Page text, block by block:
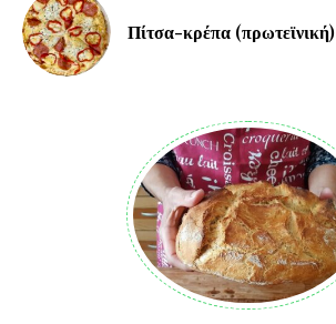
Πίτσα-κρέπα (πρωτεϊνική)